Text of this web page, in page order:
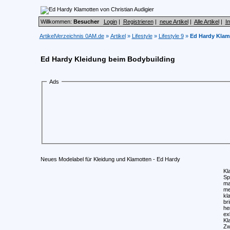
Willkommen: Besucher Login| Registrieren| neue Artikel| Alle Artikel|
ArtikelVerzeichnis 0AM.de» Artikel» Lifestyle» Lifestyle 9» Ed Hardy
Ed Hardy Kleidung beim Bodybuilding
Ads
Neues Modelabel für Kleidung und Klamotten - Ed Hardy